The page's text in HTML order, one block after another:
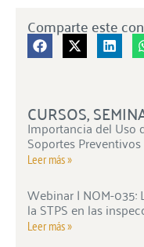
Comparte este
CURSOS,
Importancia del Uso
Soportes Preventivos
Leer más »
Webinar | NOM-035:
la STPS en las
Leer más »